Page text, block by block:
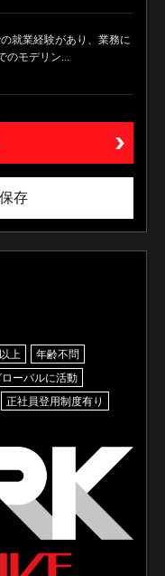
就業経験があり、業務に
のモデリン...
存
上
年齢不問
ローバルに活動
正社員登用制度有り